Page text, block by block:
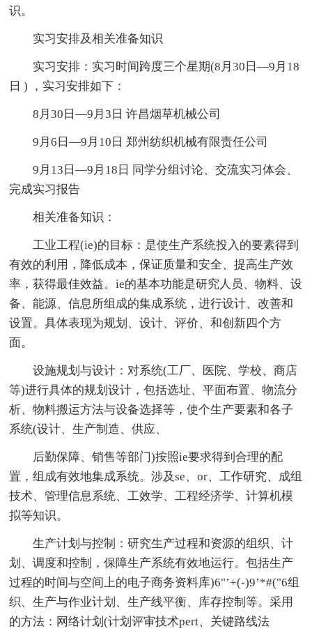
识。
实习安排及相关准备知识
实习安排：实习时间跨度三个星期(8月30日—9月18
日 ) ，实习安排如下：
8月30日—9月3日 许昌烟草机械公司
9月6日—9月10日 郑州纺织机械有限责任公司
9月13日—9月18日 同学分组讨论、交流实习体会、
完成实习报告
相关准备知识：
工业工程(ie)的目标：是使生产系统投入的要素得到
有效的利用，降低成本，保证质量和安全、提高生产效
率，获得最佳效益。ie的基本功能是研究人员、物料、设
备、能源、信息所组成的集成系统，进行设计、改善和
设置。具体表现为规划、设计、评价、和创新四个方
面。
设施规划与设计：对系统(工厂、医院、学校、商店
等)进行具体的规划设计，包括选址、平面布置、物流分
析、物料搬运方法与设备选择等，使个生产要素和各子
系统(设计、生产制造、供应、
后勤保障、销售等部门)按照ie要求得到合理的配
置，组成有效地集成系统。涉及se、or、工作研究、成组
技术、管理信息系统、工效学、工程经济学、计算机模
拟等知识。
生产计划与控制：研究生产过程和资源的组织、计
划、调度和控制，保障生产系统有效地运行。包括生产
过程的时间与空间上的电子商务资料库)6"’+(-)9’*#("6组
织、生产与作业计划、生产线平衡、库存控制等。采用
的方法：网络计划(计划评审技术pert、关键路线法